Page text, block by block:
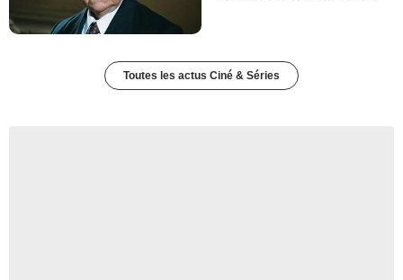
Toutes les actus Ciné & Séries